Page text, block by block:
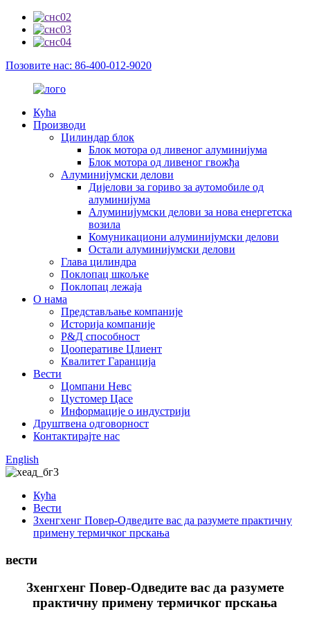
Позовите нас: 86-400-012-9020
Кућа
Производи
Цилиндар блок
Блок мотора од ливеног алуминијума
Блок мотора од ливеног гвожђа
Алуминијумски делови
Дијелови за гориво за аутомобиле од
алуминијума
Алуминијумски делови за нова енергетска
возила
Комуникациони алуминијумски делови
Остали алуминијумски делови
Глава цилиндра
Поклопац шкољке
Поклопац лежаја
О нама
Представљање компаније
Историја компаније
Р&Д способност
Цооперативе Цлиент
Квалитет Гаранција
Вести
Цомпани Невс
Цустомер Цасе
Информације о индустрији
Друштвена одговорност
Контактирајте нас
English
Кућа
Вести
Зхенгхенг Повер-Одведите вас да разумете практичну
примену термичког прскања
вести
Зхенгхенг Повер-Одведите вас да разумете
практичну примену термичког прскања